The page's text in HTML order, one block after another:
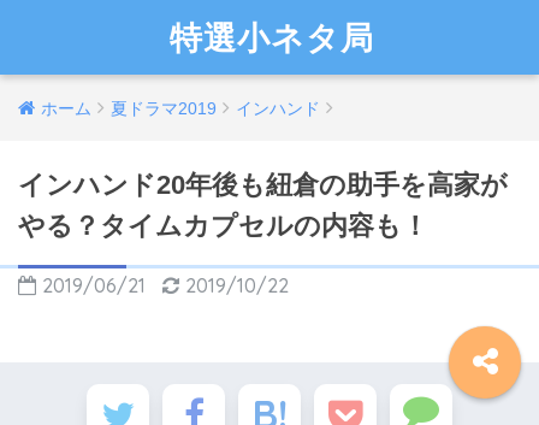
特選小ネタ局
ホーム 夏ドラマ2019 インハンド
インハンド20年後も紐倉の助手を高家が
やる？タイムカプセルの内容も！
2019/06/21 2019/10/22